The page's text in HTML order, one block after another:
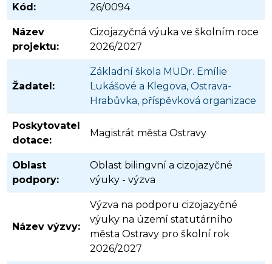
Kód: 26/0094
Název
projektu:
Cizojazyčná výuka ve školním roce
2026/2027
Žadatel:
Základní škola MUDr. Emílie
Lukášové a Klegova, Ostrava-
Hrabůvka, příspěvková organizace
Poskytovatel
dotace:
Magistrát města Ostravy
Oblast
podpory:
Oblast bilingvní a cizojazyčné
výuky - výzva
Název výzvy:
Výzva na podporu cizojazyčné
výuky na území statutárního
města Ostravy pro školní rok
2026/2027